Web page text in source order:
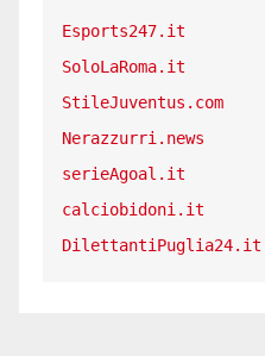
Esports247.it
SoloLaRoma.it
StileJuventus.com
Nerazzurri.news
serieAgoal.it
calciobidoni.it
DilettantiPuglia24.it